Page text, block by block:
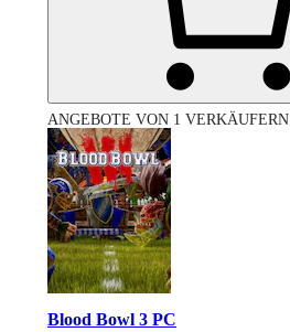
ANGEBOTE VON 1 VERKÄUFERN
Blood Bowl 3 PC